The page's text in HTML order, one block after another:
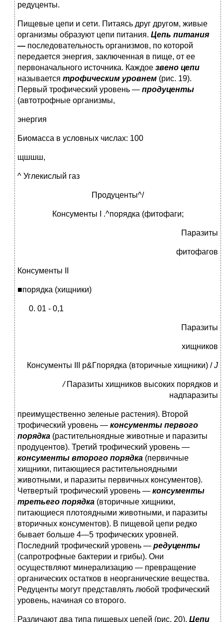
редуценты.
Пищевые цепи и сети. Питаясь друг другом, живые
организ­мы образуют цепи питания. Цепь питания
— последователь­ность организмов, по которой
передается энергия, заключен­ная в пище, от ее
первоначального источника. Каждое звено цепи
называется трофическим уровнем (рис. 19).
Первый тро­фический уровень — продуценты
(автотрофные организмы,
энергия
Биомасса в условных числах: 100
щшшш,
^ Углекислый газ
Продуценты^/
Консументы I .^порядка (фитофаги;
Паразиты
фитофагов
Консументы II
■порядка (хищники)
01 - 0,1
Паразиты
хищников
Консументы III р&Гпорядка (вторичные хищники) /J
/Паразиты хищников высоких порядков и
надпаразиты
преимущественно зеленые растения). Второй
трофический уро­вень — консументы первого
порядка (растительноядные живот­ные и паразиты
продуцентов). Третий трофический уровень —
консументы второго порядка (первичные
хищники, питающи­еся растительноядными
животными, и паразиты первичных консументов).
Четвертый трофический уровень — консументы
третьего порядка (вторичные хищники,
питающиеся плотояд­ными животными, и паразиты
вторичных консументов). В пищевой цепи редко
бывает больше 4—5 трофических уров­ней.
Последний трофический уровень — редуценты
(сапрот­рофные бактерии и грибы). Они
осуществляют минерализа­цию — превращение
органических остатков в неорганические вещества.
Редуценты могут представлять любой трофический
уровень, начиная со второго.
Различают два типа пищевых цепей (рис. 20). Цепи